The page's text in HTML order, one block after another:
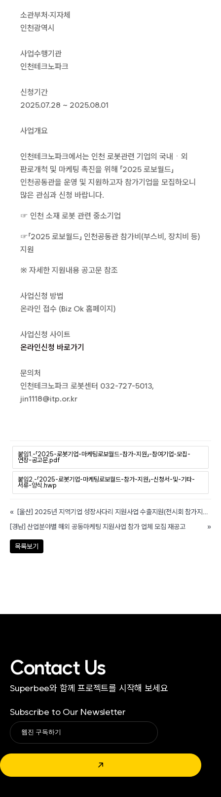
소관부처·지자체
인천광역시
사업수행기관
인천테크노파크
신청기간
2025.07.28 ~ 2025.08.01
사업개요
인천테크노파크에서는 인천 로봇관련 기업의 국내ㆍ외
판로개척 및 마케팅 촉진을 위해 「2025 로보월드」
인천공동관을 운영 및 지원하고자 참가기업을 모집하오니
많은 관심과 신청 바랍니다.
☞ 인천 소재 로봇 관련 중소기업
☞「2025 로보월드」 인천공동관 참가비(부스비, 장치비 등)
지원
※ 자세한 지원내용 공고문 참조
사업신청 방법
온라인 접수 (Biz Ok 홈페이지)
사업신청 사이트
온라인신청 바로가기
문의처
인천테크노파크 로봇센터 032-727-5013,
jin1118@itp.or.kr
붙임1.-「2025-로봇기업-마케팅로보월드-참가-지원」-참여기업-모집-
연장-공고문.pdf
붙임2.-「2025-로봇기업-마케팅로보월드-참가-지원」-신청서-및-기타-
서류-양식.hwp
«
[울산] 2025년 지역기업 성장사다리 지원사업 수출지원(전시회 참가지원ㆍ단체) 연장 공고
[경남] 산업분야별 해외 공동마케팅 지원사업 참가 업체 모집 재공고
»
목록보기
Contact Us
Superbee와 함께 프로젝트를 시작해 보세요
Subscribe to Our Newsletter
↗
Alternative: